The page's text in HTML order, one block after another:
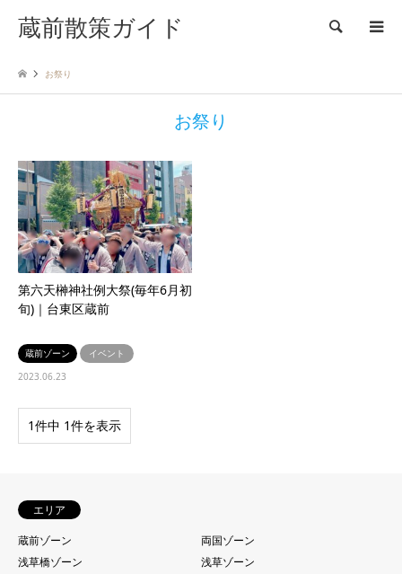
蔵前散策ガイド 検索
お祭り
お祭り
第六天榊神社例大祭(毎年6月初
旬)｜台東区蔵前
蔵前ゾーン
イベント
2023.06.23
1件中 1件を表示
エリア
蔵前ゾーン
両国ゾーン
浅草橋ゾーン
浅草ゾーン